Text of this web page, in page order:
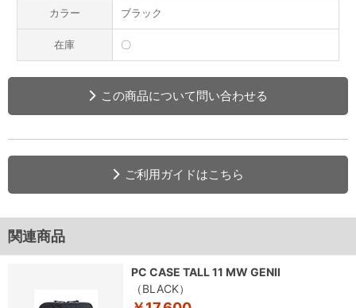
カラー ブラック
在庫 〇
この商品について問い合わせる
ご利用ガイドはこちら
関連商品
PC CASE TALL 11 MW GENⅡ
（BLACK）